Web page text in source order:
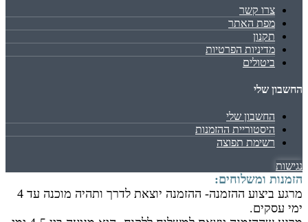
צרו קשר
מפת האתר
תקנון
מדיניות הפרטיות
ביטולים
החשבון שלי
החשבון שלי
היסטוריית ההזמנות
רשימת תפוצה
נגישות
הזמנות ומשלוחים:
מרגע ביצוע ההזמנה- ההזמנה יוצאת לדרך ותהיה מוכנה עד 4
ימי עסקים.